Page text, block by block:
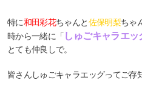
特に和田彩花ちゃんと 佐保明梨ちゃ
時から一緒に「 しゅごキャラエッ
とても仲良しで。
皆さんしゅごキャラエッグってご存